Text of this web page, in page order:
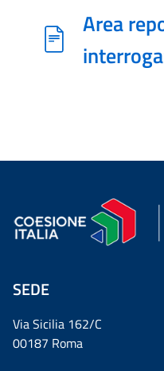
Area
SEDE
Via Sicilia 162/C
00187 Roma